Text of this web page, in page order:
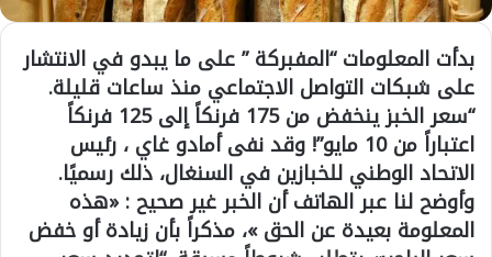
بدأت المعلومات “المفبركة ” على ما يبدو في الانتشار
على شبكات التواصل الاجتماعي منذ ساعات قليلة.
“سعر الخبز ينخفض من 175 فرنكاً إلى 125 فرنكاً
اعتباراً من 10 مايو”! وقد نفى أمادو غاي ، رئيس
الاتحاد الوطني للخبازين في السنغال، ذلك رسميًا.
وأوضح لنا عبر الهاتف أن الخبر غير صحيح : «هذه
المعلومة بعيدة عن الحق »، مذكراً بأن زيادة أو خفض